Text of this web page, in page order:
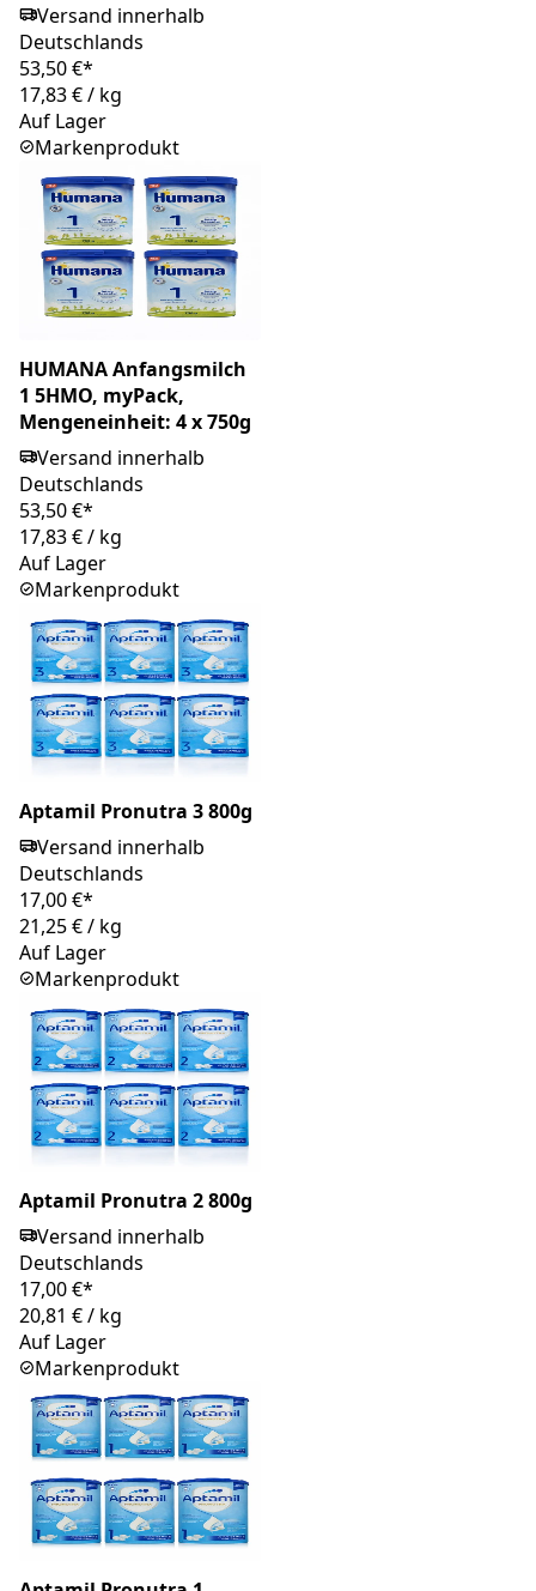
Versand innerhalb
Deutschlands
53,50 €*
17,83 €/ kg
Auf Lager
Markenprodukt
HUMANA Anfangsmilch
1 5HMO, myPack,
Mengeneinheit: 4 x 750g
Versand innerhalb
Deutschlands
53,50 €*
17,83 €/ kg
Auf Lager
Markenprodukt
Aptamil Pronutra 3 800g
Versand innerhalb
Deutschlands
17,00 €*
21,25 €/ kg
Auf Lager
Markenprodukt
Aptamil Pronutra 2 800g
Versand innerhalb
Deutschlands
17,00 €*
20,81 €/ kg
Auf Lager
Markenprodukt